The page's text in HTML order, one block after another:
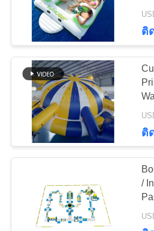
Boat
เต็นท์เหตุก
พร้
ติ
ติ
/